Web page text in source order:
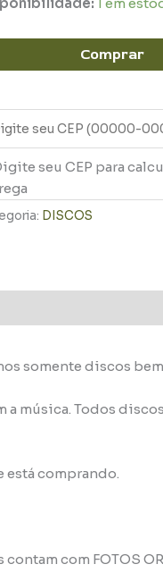
Comprar
seu CEP para
DISCOS
somente discos
música. Todos
está comprando.
com FOTOS